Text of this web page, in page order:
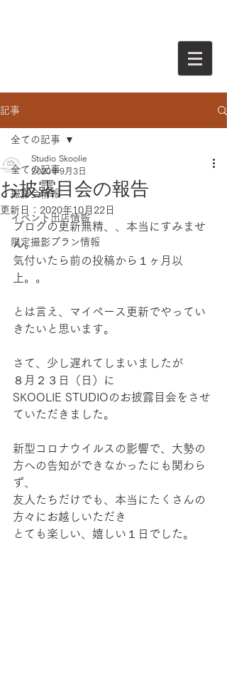
記事
全ての記事
撮影会情報
イベント出店情報
限定撮影プラン情報
全ての記事
お披露目会の報告
Studio Skoolie
2020年9月3日
更新日： 2020年10月22日
ブログの更新無精、、本当にすみませ
ん。
気付いたら前の投稿から１ヶ月以
上。。
とは言え、マイペース更新でやってい
きたいと思います。
さて、少し遅れてしまいましたが
８月２３日（日）に
SKOOLIE STUDIOのお披露目会をさせ
ていただきました。
新型コロナウイルスの影響で、大勢の
方への告知ができなかったにも関わら
ず、
友人たちだけでも、本当にたくさんの
方々にお越しいただき
とても楽しい、嬉しい１日でした。